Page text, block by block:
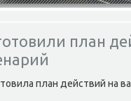
план
план действий на